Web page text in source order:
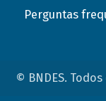
Perguntas
© BNDES.